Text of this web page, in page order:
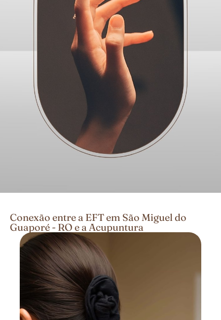
Conexão entre a EFT em São Miguel do
Guaporé - RO e a Acupuntura